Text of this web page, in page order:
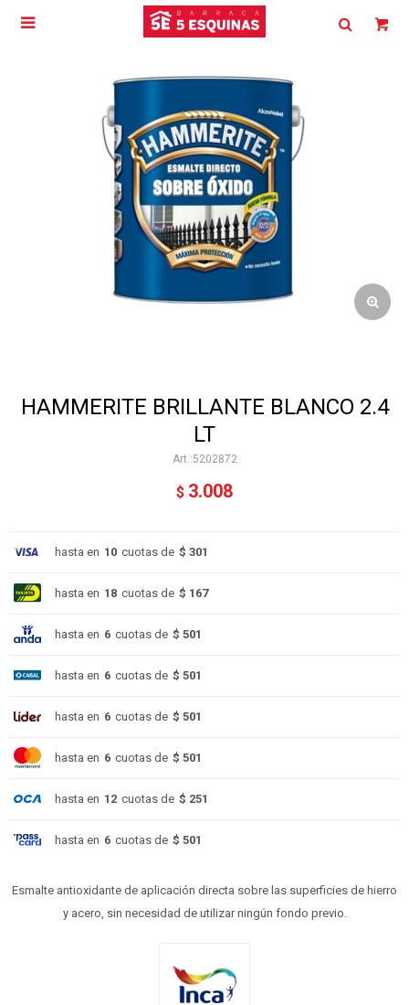

HAMMERITE BRILLANTE BLANCO 2.4
LT
5202872
$ 3.008
hasta en 10 cuotas de $ 301
hasta en 18 cuotas de $ 167
hasta en 6 cuotas de $ 501
hasta en 6 cuotas de $ 501
hasta en 6 cuotas de $ 501
hasta en 6 cuotas de $ 501
hasta en 12 cuotas de $ 251
hasta en 6 cuotas de $ 501
Esmalte antioxidante de aplicación directa sobre las superficies de hierro
y acero, sin necesidad de utilizar ningún fondo previo.